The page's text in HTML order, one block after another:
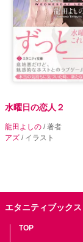
水曜日の恋人２
龍田よしの / 著者
アズ / イラスト
エタニティブックス
TOP